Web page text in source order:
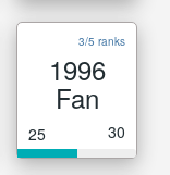
3/5 ranks
1996
Fan
25 30